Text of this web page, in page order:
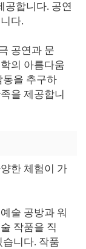
공합니다. 공연
다.
공연과 문
의 아름다움
동을 추구하
을 제공합니
한 체험이 가
술 공방과 워
작품을 직
니다. 작품